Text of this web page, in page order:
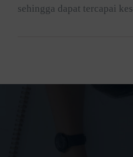
sehingga dapat tercapai